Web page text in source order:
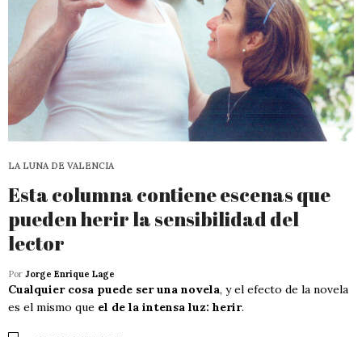
LA LUNA DE VALENCIA
Esta columna contiene escenas que
pueden herir la sensibilidad del
lector
Por Jorge Enrique Lage
Cualquier cosa puede ser una novela, y el efecto de la novela
es el mismo que el de la intensa luz: herir.